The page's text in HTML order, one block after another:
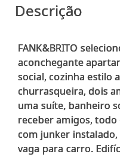
Descrição
FANK&BRITO
aconchegante
social, cozinha estilo
churrasqueira, dois
uma suíte, banheiro
receber amigos,
com junker
vaga para carro.